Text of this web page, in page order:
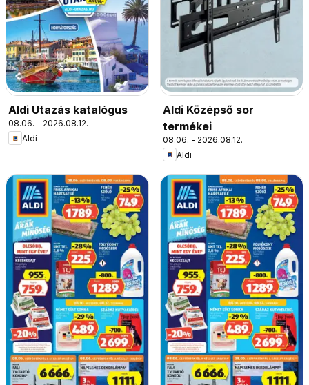
Aldi Utazás katalógus
08.06. - 2026.08.12.
Aldi
Aldi Középső sor
termékei
08.06. - 2026.08.12.
Aldi